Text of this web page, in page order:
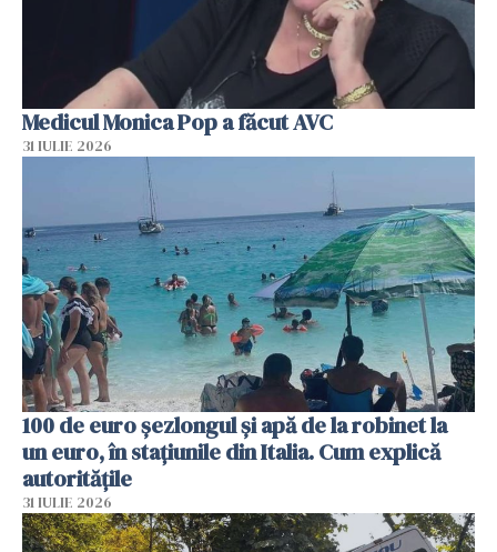
Medicul Monica Pop a făcut AVC
31 IULIE 2026
100 de euro șezlongul și apă de la robinet la
un euro, în stațiunile din Italia. Cum explică
autoritățile
31 IULIE 2026